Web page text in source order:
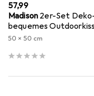
EUR
57,99
Madison 2er-Set
bequemes
50 x 50 cm